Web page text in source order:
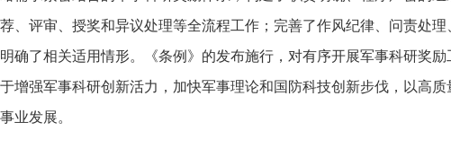
、评审、授奖和异议处理等全流程工作；完善了作风纪律、问责处理
确了相关适用情形。《条例》的发布施行，对有序开展军事科研奖
增强军事科研创新活力，加快军事理论和国防科技创新步伐，以高
业发展。